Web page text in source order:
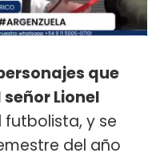
que
Lionel
y se
del año